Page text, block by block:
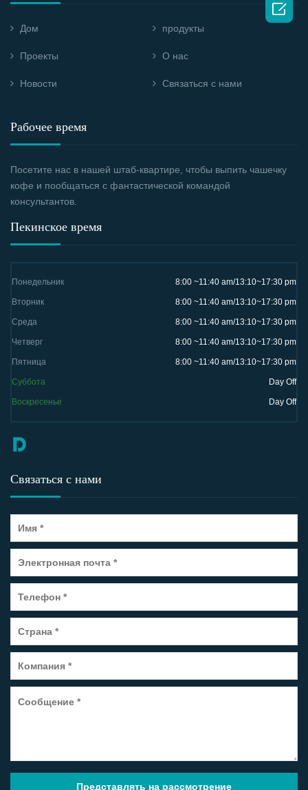
Дом продукты
Проекты О нас
Новости Связаться с нами
Рабочее время
Посетите нас в нашей штаб-квартире, чтобы выпить чашечку
кофе и пообщаться с фантастической командой
консультантов.
Пекинское время
Понедельник 8:00 ~11:40 am/13:10~17:30 pm
Вторник 8:00 ~11:40 am/13:10~17:30 pm
Среда 8:00 ~11:40 am/13:10~17:30 pm
Четверг 8:00 ~11:40 am/13:10~17:30 pm
Пятница 8:00 ~11:40 am/13:10~17:30 pm
Суббота Day Off
Воскресенье Day Off
Связаться с нами
